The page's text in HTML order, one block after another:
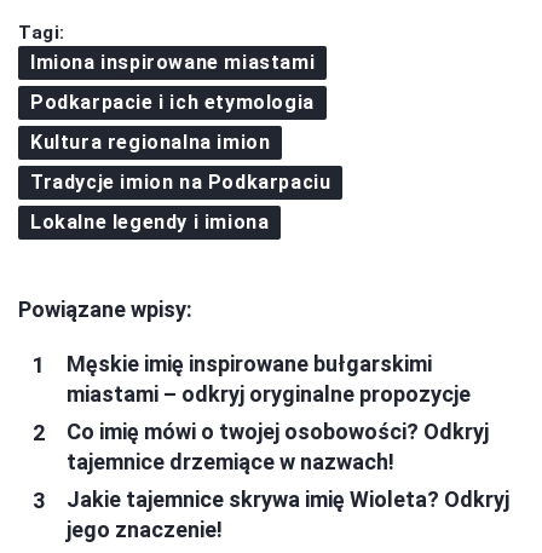
Tagi:
Imiona inspirowane miastami
Podkarpacie i ich etymologia
Kultura regionalna imion
Tradycje imion na Podkarpaciu
Lokalne legendy i imiona
Powiązane wpisy:
Męskie imię inspirowane bułgarskimi
miastami – odkryj oryginalne propozycje
Co imię mówi o twojej osobowości? Odkryj
tajemnice drzemiące w nazwach!
Jakie tajemnice skrywa imię Wioleta? Odkryj
jego znaczenie!